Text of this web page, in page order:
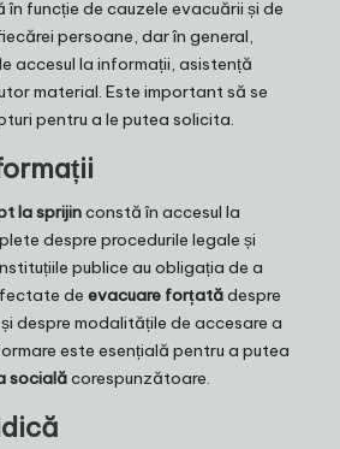
funcție de cauzele evacuării și de
persoane, dar în general,
accesul la informații, asistență
material. Este important să se
pentru a le putea solicita.
la sprijinconstă în accesul la
despre procedurile legale și
publice au obligația de a
de evacuare forțatădespre
despre modalitățile de accesare a
este esențială pentru a putea
socialăcorespunzătoare.